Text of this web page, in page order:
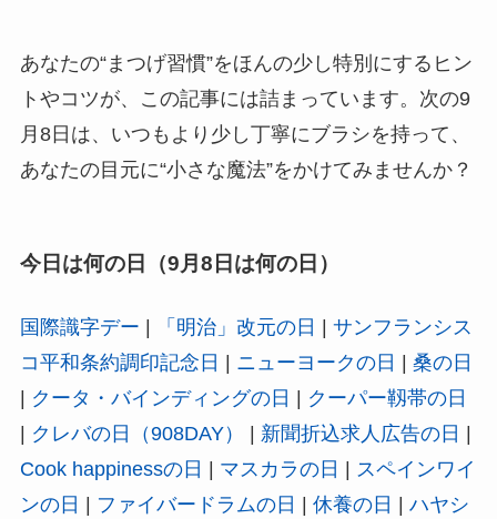
あなたの“まつげ習慣”をほんの少し特別にするヒン
トやコツが、この記事には詰まっています。次の9
月8日は、いつもより少し丁寧にブラシを持って、
あなたの目元に“小さな魔法”をかけてみませんか？
今日は何の日（9月8日は何の日）
国際識字デー 「明治」改元の日
サンフランシス
コ平和条約調印記念日
ニューヨークの日
桑の日
クータ・バインディングの日
クーパー靱帯の日
クレバの日（908DAY） 新聞折込求人広告の日
Cook happinessの日
マスカラの日
スペインワイ
ンの日
ファイバードラムの日 休養の日
ハヤシ